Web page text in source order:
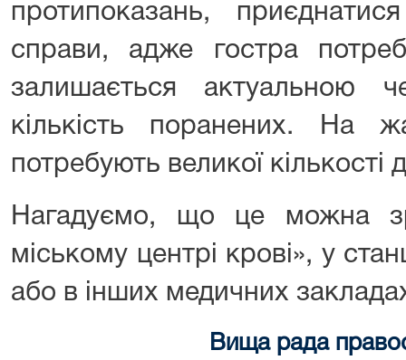
протипоказань,
справи, адже гостра
залишається актуальною
кількість поранених. На
потребують великої кількості
Нагадуємо, що це можна
міському центрі крові», у
або в інших медичних
Вища рада